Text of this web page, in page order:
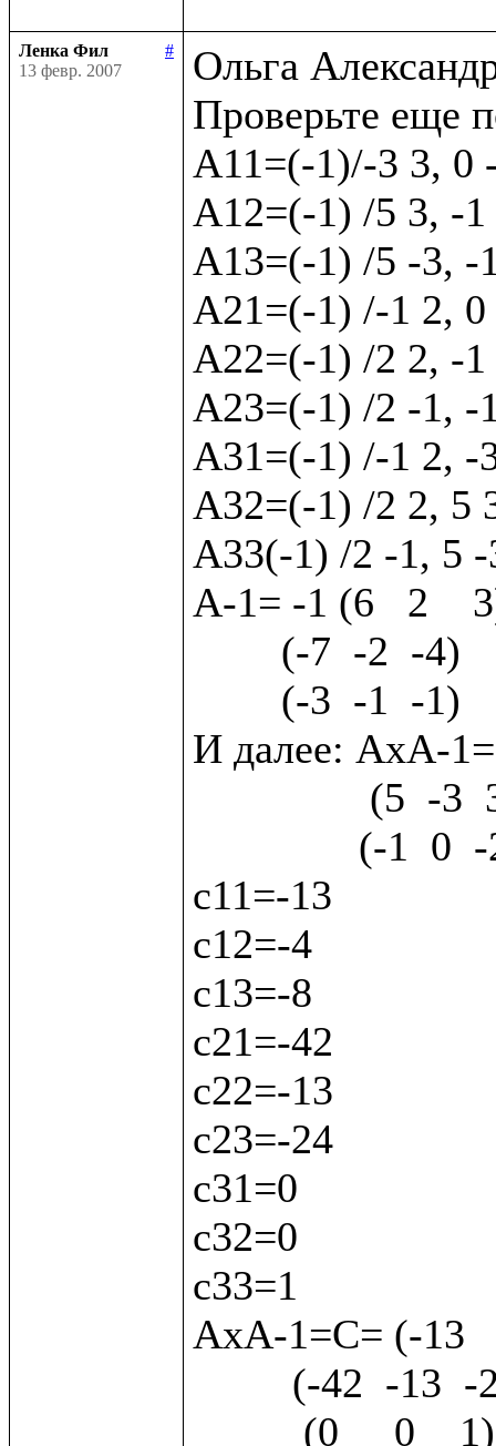
Ленка Фил
#
13 февр. 2007
Ольга
Проверьте еще
А11=(-1)/-3 3, 0
А12=(-1) /5 3, -
А13=(-1) /5 -3, -
А21=(-1) /-1 2,
А22=(-1) /2 2, -
А23=(-1) /2 -1, -
А31=(-1) /-1 2, -
А32=(-1) /2 2, 5
А33(-1) /2 -1, 5
А-1= -1 (6   2
И далее: АхА-
с11=-13
с12=-4
с13=-8
с21=-42
с22=-13
с23=-24
с31=0
с32=0
с33=1
АхА-1=С= (-13